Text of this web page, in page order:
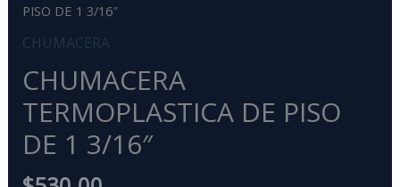
PISO DE 1 3/16″
CHUMACERA
CHUMACERA
TERMOPLASTICA DE PISO
DE 1 3/16″